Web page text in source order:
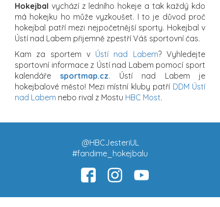
Hokejbal vychází z ledního hokeje a tak každý kdo
má hokejku ho může vyzkoušet. I to je důvod proč
hokejbal patří mezi nejpočetnější sporty. Hokejbal v
Ústí nad Labem přijemně zpestří Váš sportovní čas.
Kam za sportem v Ústí nad Labem? Vyhledejte
sportovní informace z Ústí nad Labem pomocí sport
kalendáře sportmap.cz. Ústí nad Labem je
hokejbalové město! Mezi místní kluby patří DDM Ústí
nad Labem nebo rival z Mostu HBC Most.
@HBCJesteriUL
#fandime_hokejbalu